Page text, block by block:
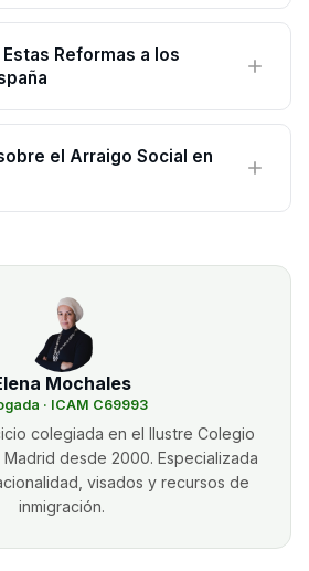
Reformas a los
el Arraigo Social en
Mochales
· ICAM C69993
colegiada en el Ilustre Colegio
desde 2000. Especializada
visados y recursos de
inmigración.